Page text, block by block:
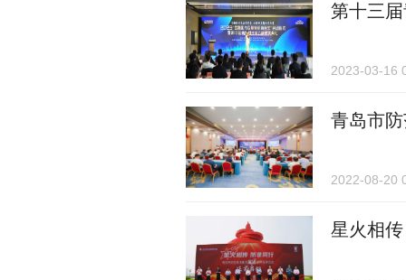
第十三
2023-03-16
青岛市
2022-08-20
星火相